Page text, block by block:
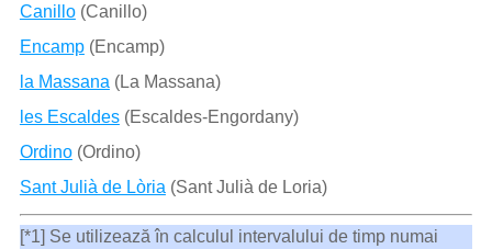
Canillo(Canillo)
Encamp(Encamp)
la Massana (La Massana)
les Escaldes(Escaldes-Engordany)
Ordino(Ordino)
Sant Julià de Lòria (Sant Julià de Loria)
[*1] Se utilizează în calculul intervalului de timp numai